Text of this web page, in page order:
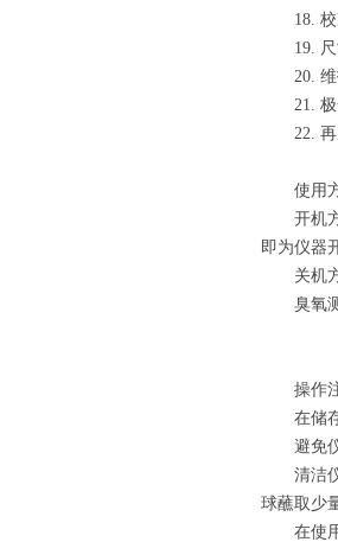
18. 校
19. 尺
20. 维
21. 极
22. 再
使用方
开机方
即为仪器
关机方
臭氧测
操作
在储存
避免仪
清洁仪
球蘸取少
在使用